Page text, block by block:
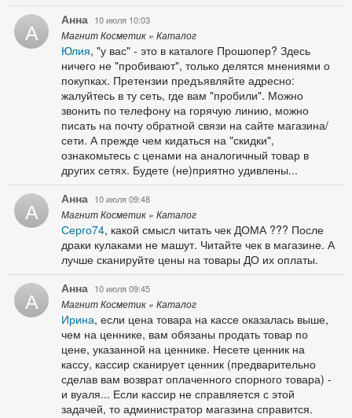
А Анна 10 июля 10:03
Магнит Косметик » Каталог
Юлия, "у вас" - это в каталоге Прошопер? Здесь
ничего не "пробивают", только делятся мнениями о
покупках. Претензии предъявляйте адресно:
жалуйтесь в ту сеть, где вам "пробили". Можно
звонить по телефону на горячую линию, можно
писать на почту обратной связи на сайте магазина/
сети. А прежде чем кидаться на "скидки",
ознакомьтесь с ценами на аналогичный товар в
других сетях. Будете (не)приятно удивлены...
А Анна 10 июля 09:48
Магнит Косметик » Каталог
Серго74, какой смысл читать чек ДОМА ??? После
драки кулаками не машут. Читайте чек в магазине. А
лучше сканируйте цены на товары ДО их оплаты.
А Анна 10 июля 09:45
Магнит Косметик » Каталог
Ирина, если цена товара на кассе оказалась выше,
чем на ценнике, вам обязаны продать товар по
цене, указанной на ценнике. Несете ценник на
кассу, кассир сканирует ценник (предварительно
сделав вам возврат оплаченного спорного товара) -
и вуаля... Если кассир не справляется с этой
задачей, то администратор магазина справится.